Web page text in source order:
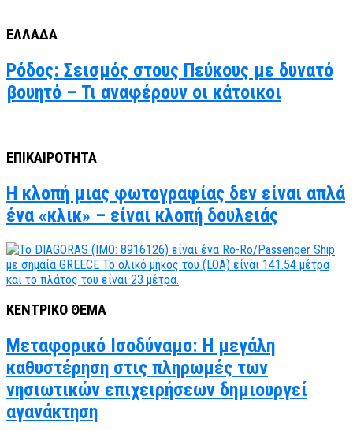
ΕΛΛΑΔΑ
Ρόδος: Σεισμός στους Πεύκους με δυνατό
βουητό – Τι αναφέρουν οι κάτοικοι
ΕΠΙΚΑΙΡΟΤΗΤΑ
Η κλοπή μιας φωτογραφίας δεν είναι απλά
ένα «κλικ» – είναι κλοπή δουλειάς
ΚΕΝΤΡΙΚΟ ΘΕΜΑ
Μεταφορικό Ισοδύναμο: Η μεγάλη
καθυστέρηση στις πληρωμές των
νησιωτικών επιχειρήσεων δημιουργεί
αγανάκτηση